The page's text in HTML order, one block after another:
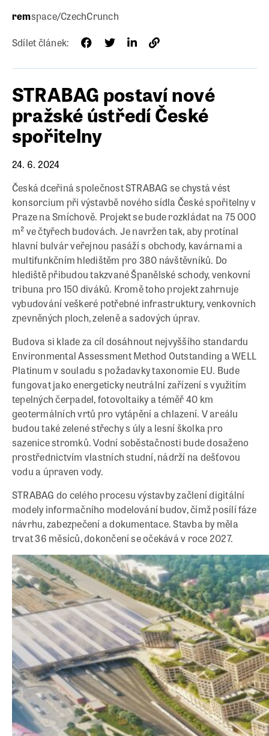
remspace/CzechCrunch
Sdílet článek:
STRABAG postaví nové
pražské ústředí České
spořitelny
24. 6. 2024
Česká dceřiná společnost STRABAG se chystá vést
konsorcium při výstavbě nového sídla České spořitelny v
Praze na Smíchově. Projekt se bude rozkládat na 75 000
m² ve čtyřech budovách. Je navržen tak, aby protínal
hlavní bulvár veřejnou pasáží s obchody, kavárnami a
multifunkčním hledištěm pro 380 návštěvníků. Do
hlediště přibudou takzvané Španělské schody, venkovní
tribuna pro 150 diváků. Kromě toho projekt zahrnuje
vybudování veškeré potřebné infrastruktury, venkovních
zpevněných ploch, zeleně a sadových úprav.
Budova si klade za cíl dosáhnout nejvyššího standardu
Environmental Assessment Method Outstanding a WELL
Platinum v souladu s požadavky taxonomie EU. Bude
fungovat jako energeticky neutrální zařízení s využitím
tepelných čerpadel, fotovoltaiky a téměř 40 km
geotermálních vrtů pro vytápění a chlazení. V areálu
budou také zelené střechy s úly a lesní školka pro
sazenice stromků. Vodní soběstačnosti bude dosaženo
prostřednictvím vlastních studní, nádrží na dešťovou
vodu a úpraven vody.
STRABAG do celého procesu výstavby začlení digitální
modely informačního modelování budov, čímž posílí fáze
návrhu, zabezpečení a dokumentace. Stavba by měla
trvat 36 měsíců, dokončení se očekává v roce 2027.